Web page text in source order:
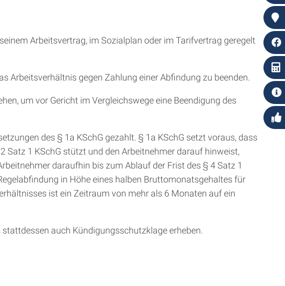
Arbeitsvertrag, im Sozialplan oder im Tarifvertrag geregelt
Arbeitsverhältnis gegen Zahlung einer Abfindung zu beenden.
um vor Gericht im Vergleichswege eine Beendigung des
des § 1a KSchG gezahlt. § 1a KSchG setzt voraus, dass
Satz 1 KSchG stützt und den Arbeitnehmer darauf hinweist,
daraufhin bis zum Ablauf der Frist des § 4 Satz 1
in Höhe eines halben Bruttomonatsgehaltes für
ist ein Zeitraum von mehr als 6 Monaten auf ein
auch Kündigungsschutzklage erheben.